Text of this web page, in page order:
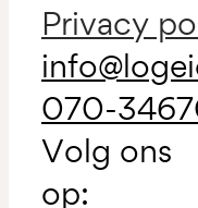
Privacy
070-
Volg ons
op: